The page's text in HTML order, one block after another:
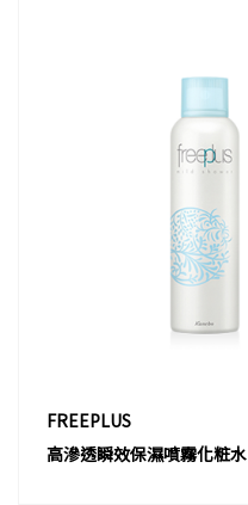
FREEPLUS
高滲透瞬效保濕噴霧化粧水